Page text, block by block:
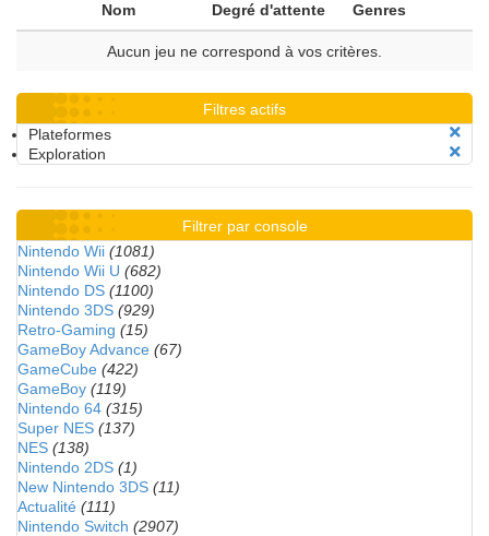
Nom Degré d'attente Genres
Aucun jeu ne correspond à vos critères.
Filtres actifs
Plateformes
Exploration
Filtrer par console
Nintendo Wii (1081)
Nintendo Wii U (682)
Nintendo DS (1100)
Nintendo 3DS (929)
Retro-Gaming (15)
GameBoy Advance (67)
GameCube (422)
GameBoy (119)
Nintendo 64 (315)
Super NES (137)
NES (138)
Nintendo 2DS (1)
New Nintendo 3DS (11)
Actualité (111)
Nintendo Switch (2907)